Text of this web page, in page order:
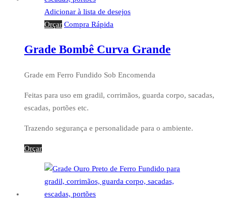
Adicionar à lista de desejos
Orçar Compra Rápida
Grade Bombê Curva Grande
Grade em Ferro Fundido Sob Encomenda
Feitas para uso em gradil, corrimãos, guarda corpo, sacadas,
escadas, portões etc.
Trazendo segurança e personalidade para o ambiente.
Orçar